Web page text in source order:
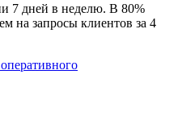
7 дней в неделю. В 80%
на запросы клиентов за 4